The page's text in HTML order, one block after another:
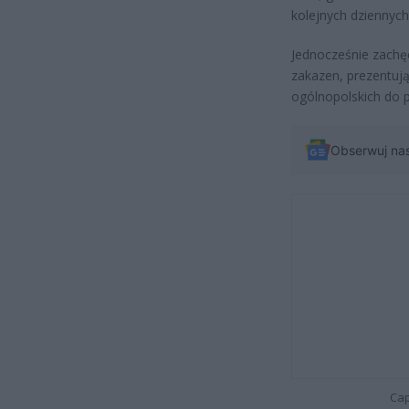
kolejnych
Jednocześnie
zakazen,
ogólnopolskich do
Obserwuj